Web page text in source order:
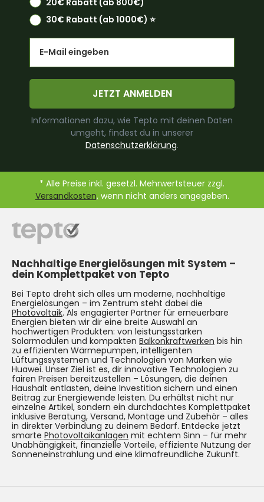
30€ Rabatt (ab 1000€) ⭐️
JETZT ANMELDEN
Informationen dazu, wie Tepto mit deinen Daten
umgeht, findest du in unserer
Datenschutzerklärung.
* Alle Preise inkl. gesetzl. Mehrwertsteuer zzgl.
Versandkosten, wenn nicht anders angegeben.
Nachhaltige Energielösungen mit System –
dein Komplettpaket von Tepto
Bei Tepto dreht sich alles um moderne, nachhaltige
Energielösungen – im Zentrum steht dabei die
Photovoltaik. Als engagierter Partner für erneuerbare
Energien bieten wir dir eine breite Auswahl an
hochwertigen Produkten: von leistungsstarken
Solarmodulen und kompakten Balkonkraftwerken bis hin
zu effizienten Wärmepumpen, intelligenten
Lüftungssystemen und Technologien von Marken wie
Huawei. Unser Ziel ist es, dir innovative Technologien zu
fairen Preisen bereitzustellen – Lösungen, die deinen
Haushalt entlasten, deine Investition sichern und einen
Beitrag zur Energiewende leisten. Du erhältst nicht nur
einzelne Artikel, sondern ein durchdachtes Komplettpaket
inklusive Beratung, Versand, Montage und Zubehör – alles
in direkter Verbindung zu deinem Bedarf. Entdecke jetzt
smarte Photovoltaikanlagen mit echtem Sinn – für mehr
Unabhängigkeit, finanzielle Vorteile, effiziente Nutzung der
Sonneneinstrahlung und eine klimafreundliche Zukunft.